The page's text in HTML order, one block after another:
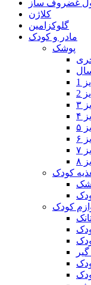
غضروف ساز
کلاژن
گلوکزامین
مادر و کودک
پوشک
کودک
کودک